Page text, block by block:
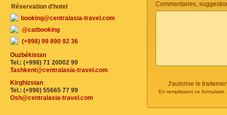
Commentaires,
J'autorise le
En remplissant ce
Réservation d'hotel
booking@centralasia-travel.com
@catbooking
(+998) 99 890 92 36
Ouzbékistan
Tel.: (+998) 71 20002 99
Tashkent@centralasia-travel.com
Kirghizstan
Tel.: (+996) 55665 77 99
Osh@centralasia-travel.com